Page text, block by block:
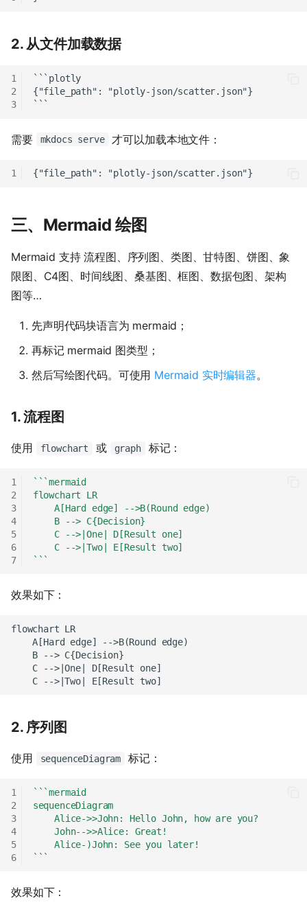
2. 从文件加载数据
需要 mkdocs serve 才可以加载本地文件：
三、Mermaid 绘图
Mermaid 支持 流程图、序列图、类图、甘特图、饼图、象
限图、C4图、时间线图、桑基图、框图、数据包图、架构
图等…
先声明代码块语言为 mermaid；
再标记 mermaid 图类型；
然后写绘图代码。可使用 Mermaid 实时编辑器。
1. 流程图
使用 flowchart 或 graph 标记：
```mermaid
flowchart LR
    A[Hard edge] -->B(Round edge)
    B --> C{Decision}
    C -->|One| D[Result one]
    C -->|Two| E[Result two]
```
效果如下：
flowchart LR
    A[Hard edge] -->B(Round edge)
    B --> C{Decision}
    C -->|One| D[Result one]
    C -->|Two| E[Result two]
2. 序列图
使用 sequenceDiagram 标记：
```mermaid
sequenceDiagram
    Alice->>John: Hello John, how are you?
    John-->>Alice: Great!
    Alice-)John: See you later!
```
效果如下：